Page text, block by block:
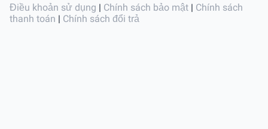
Điều khoản sử dụng | Chính sách bảo mật | Chính sách
thanh toán | Chính sách đổi trả